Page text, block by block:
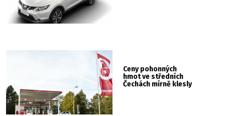
Ceny pohonných
hmot ve středních
Čechách mírně klesly